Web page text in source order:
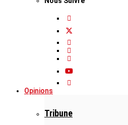
Opinions
Tribune